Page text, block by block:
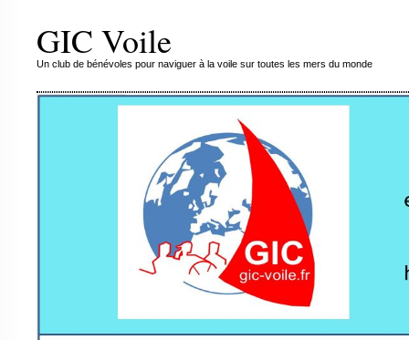
GIC Voile
Un club de bénévoles pour naviguer à la voile sur toutes les mers du monde